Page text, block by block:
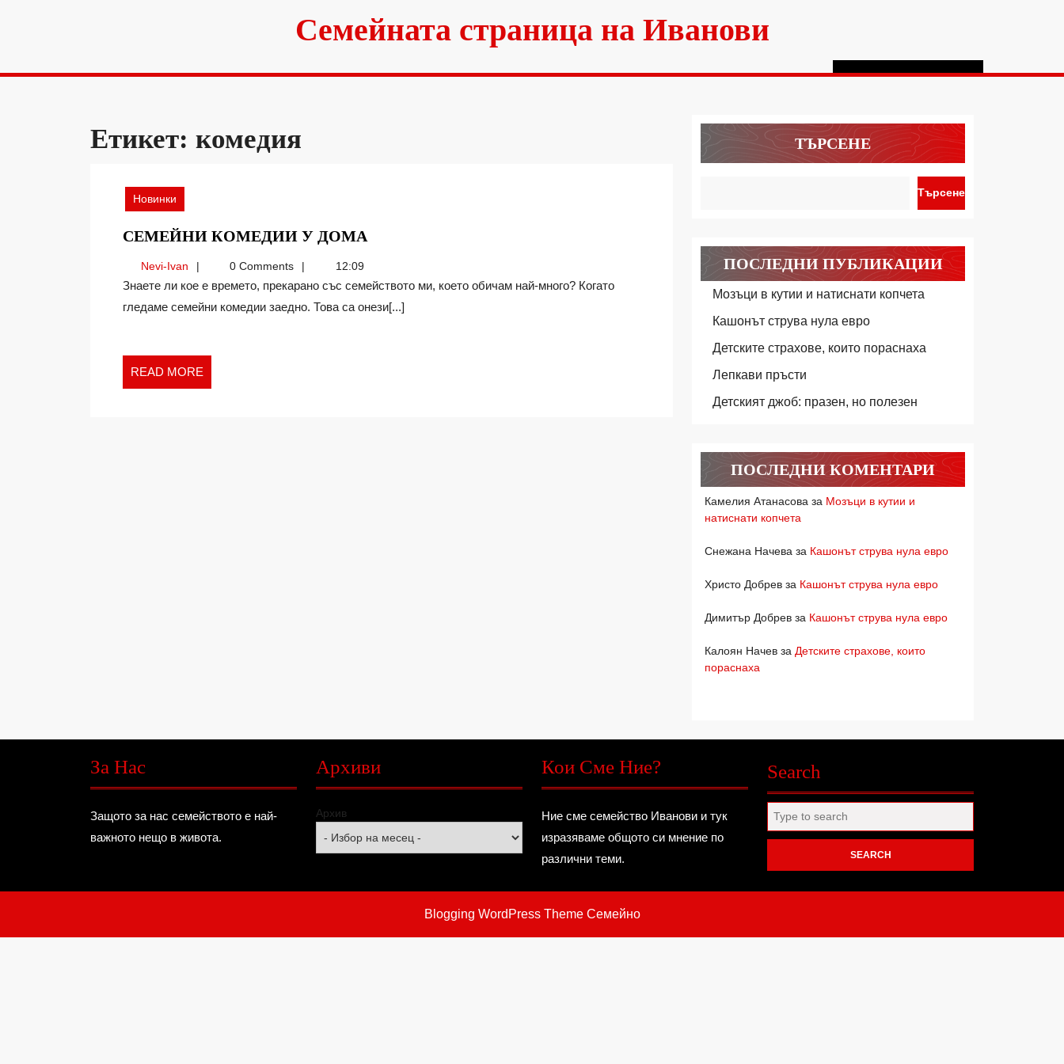
Семейната страница на Иванови
Етикет: комедия
Новинки
СЕМЕЙНИ КОМЕДИИ У ДОМА
ДОМА
Nevi-IvanNevi-
Ivan
0 Comments 12:09
Знаете ли кое е времето, прекарано със семейството ми, което обичам най-много? Когато
гледаме семейни комедии заедно. Това са онези[...]
READ MORE
MORE
ТЪРСЕНЕ
Търсене
ПОСЛЕДНИ ПУБЛИКАЦИИ
Мозъци в кутии и натиснати копчета
Кашонът струва нула евро
Детските страхове, които пораснаха
Лепкави пръсти
Детският джоб: празен, но полезен
ПОСЛЕДНИ КОМЕНТАРИ
Камелия Атанасова за Мозъци в кутии и
натиснати копчета
Снежана Начева за Кашонът струва нула евро
Христо Добрев за Кашонът струва нула евро
Димитър Добрев за Кашонът струва нула евро
Калоян Начев за Детските страхове, които
пораснаха
За Нас
Защото за нас семейството е най-
важното нещо в живота.
Архиви
Архив
Кои Сме Ние?
Ние сме семейство Иванови и тук
изразяваме общото си мнение по
различни теми.
Search
for:
Blogging WordPress ThemeСемейно